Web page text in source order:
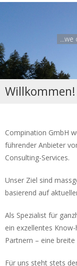
Willkommen!
Compination GmbH
führender Anbieter
Consulting-Services.
Unser Ziel sind
basierend auf
Als Spezialist für
ein exzellentes
Partnern – eine
Für uns steht stets